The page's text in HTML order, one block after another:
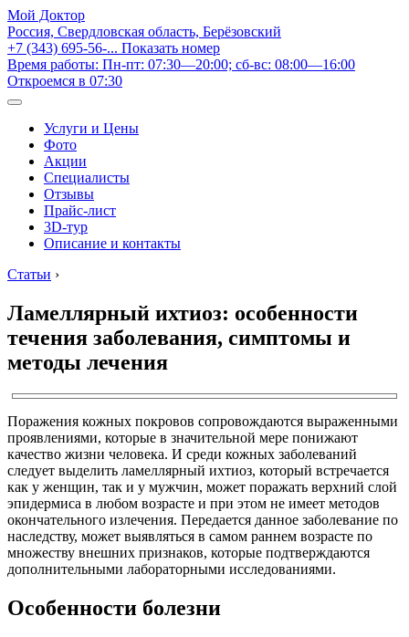
Мой Доктор
Россия, Свердловская область, Берёзовский
+7 (343) 695-56-... Показать номер
Время работы: Пн-пт: 07:30—20:00; сб-вс: 08:00—16:00
Откроемся в 07:30
Услуги и Цены
Фото
Акции
Специалисты
Отзывы
Прайс-лист
3D-тур
Описание и контакты
Статьи ›
Ламеллярный ихтиоз: особенности
течения заболевания, симптомы и
методы лечения
Поражения кожных покровов сопровождаются выраженными
проявлениями, которые в значительной мере понижают
качество жизни человека. И среди кожных заболеваний
следует выделить ламеллярный ихтиоз, который встречается
как у женщин, так и у мужчин, может поражать верхний слой
эпидермиса в любом возрасте и при этом не имеет методов
окончательного излечения. Передается данное заболевание по
наследству, может выявляться в самом раннем возрасте по
множеству внешних признаков, которые подтверждаются
дополнительными лабораторными исследованиями.
Особенности болезни